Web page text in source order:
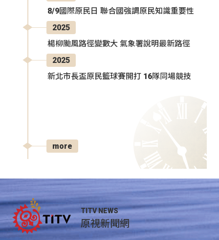
8/9國際原民日 聯合國強調原民知識重要性
2025
楊柳颱風路徑變數大 氣象署說明最新路徑
2025
新北市長盃原民籃球賽開打 16隊同場競技
more
TITV NEWS
原視新聞網